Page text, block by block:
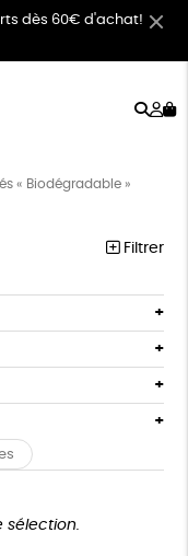
dès 60€ d'achat!
« Biodégradable »
Filtrer
en France
sélection.